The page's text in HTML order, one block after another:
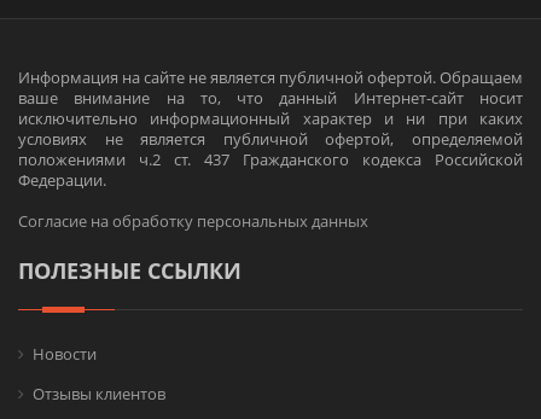
Информация на сайте не является публичной офертой. Обращаем
ваше внимание на то, что данный Интернет-сайт носит
исключительно информационный характер и ни при каких
условиях не является публичной офертой, определяемой
положениями ч.2 ст. 437 Гражданского кодекса Российской
Федерации.
Согласие на обработку персональных данных
ПОЛЕЗНЫЕ ССЫЛКИ
Новости
Отзывы клиентов